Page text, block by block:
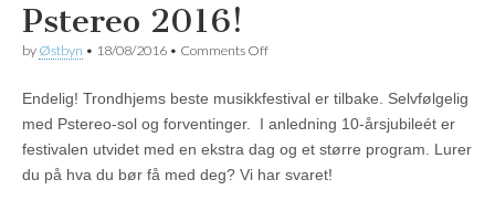
Pstereo 2016!
by Østbyn • 18/08/2016 • Comments Offon
Endelig! Trondhjems beste musikkfestival er tilbake. Selvfølgelig
med Pstereo-sol og forventinger. I anledning 10-årsjubileét er
festivalen utvidet med en ekstra dag og et større program. Lurer
du på hva du bør få med deg? Vi har svaret!